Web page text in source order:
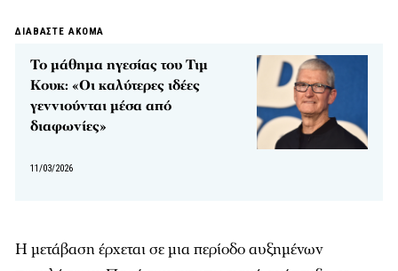
ΔΙΑΒΑΣΤΕ ΑΚΟΜΑ
Το μάθημα ηγεσίας του Τιμ
Κουκ: «Οι καλύτερες ιδέες
γεννιούνται μέσα από
διαφωνίες»
11/03/2026
Η μετάβαση έρχεται σε μια περίοδο αυξημένων